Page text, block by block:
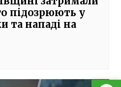
підозрюють у
та нападі на